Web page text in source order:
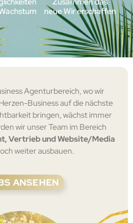
neue Wir erschaffen
Agenturbereich, wo wir
Business auf die nächste
bringen, wächst immer
wir unser Team im Bereich
Vertrieb und Website/Media
weiter ausbauen.
ANSEHEN